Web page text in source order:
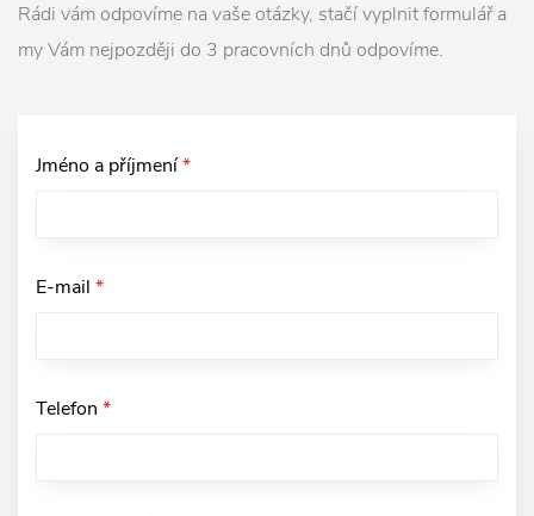
Rádi vám odpovíme na vaše otázky, stačí vyplnit formulář a
my Vám nejpozději do 3 pracovních dnů odpovíme.
Jméno a příjmení*
E-mail *
Telefon *